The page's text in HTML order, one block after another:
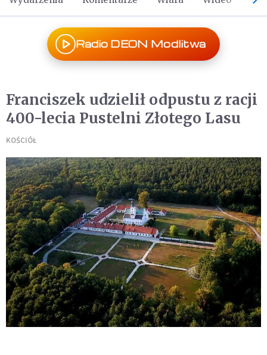
Radio DEON Modlitwa
Franciszek udzielił odpustu z racji
400-lecia Pustelni Złotego Lasu
KOŚCIÓŁ